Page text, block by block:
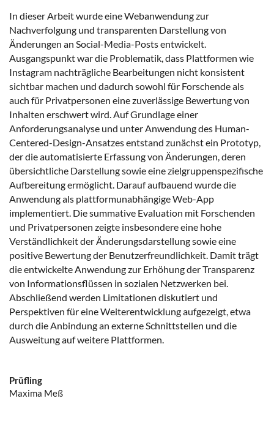
In dieser Arbeit wurde eine Webanwendung zur
Nachverfolgung und transparenten Darstellung von
Änderungen an Social-Media-Posts entwickelt.
Ausgangspunkt war die Problematik, dass Plattformen wie
Instagram nachträgliche Bearbeitungen nicht konsistent
sichtbar machen und dadurch sowohl für Forschende als
auch für Privatpersonen eine zuverlässige Bewertung von
Inhalten erschwert wird. Auf Grundlage einer
Anforderungsanalyse und unter Anwendung des Human-
Centered-Design-Ansatzes entstand zunächst ein Prototyp,
der die automatisierte Erfassung von Änderungen, deren
übersichtliche Darstellung sowie eine zielgruppenspezifische
Aufbereitung ermöglicht. Darauf aufbauend wurde die
Anwendung als plattformunabhängige Web-App
implementiert. Die summative Evaluation mit Forschenden
und Privatpersonen zeigte insbesondere eine hohe
Verständlichkeit der Änderungsdarstellung sowie eine
positive Bewertung der Benutzerfreundlichkeit. Damit trägt
die entwickelte Anwendung zur Erhöhung der Transparenz
von Informationsflüssen in sozialen Netzwerken bei.
Abschließend werden Limitationen diskutiert und
Perspektiven für eine Weiterentwicklung aufgezeigt, etwa
durch die Anbindung an externe Schnittstellen und die
Ausweitung auf weitere Plattformen.
Prüfling
Maxima Meß